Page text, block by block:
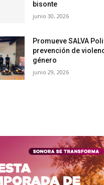
bisonte
junio 30, 2026
Promueve SALVA
prevención de
género
junio 29, 2026